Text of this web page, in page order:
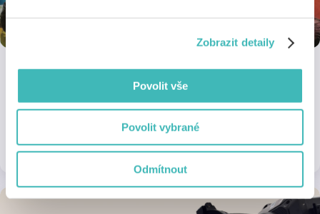
Zobrazit detaily
Povolit vše
Povolit vybrané
Odmítnout
Nejprodávanější akční kamera na světe. Sleva 10% na celý
sortiment pro všechny držitelé průkazu.
1 slevaOnline